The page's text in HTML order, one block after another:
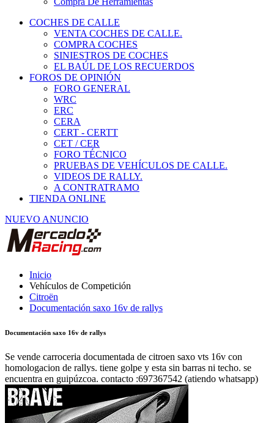
COCHES DE CALLE
VENTA COCHES DE CALLE.
COMPRA COCHES
SINIESTROS DE COCHES
EL BAÚL DE LOS RECUERDOS
FOROS DE OPINIÓN
FORO GENERAL
WRC
ERC
CERA
CERT - CERTT
CET / CER
FORO TÉCNICO
PRUEBAS DE VEHÍCULOS DE CALLE.
VIDEOS DE RALLY.
A CONTRATRAMO
TIENDA ONLINE
NUEVO ANUNCIO
Vehículos de Competición
Citroën
Documentación saxo 16v de rallys
homologacion de rallys. tiene golpe y esta sin barras ni techo. se
encuentra en guipúzcoa. contacto :697367542 (atiendo whatsapp)